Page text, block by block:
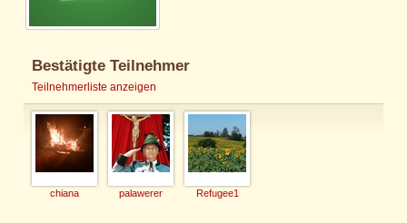
Bestätigte Teilnehmer
Teilnehmerliste anzeigen
chiana palawerer Refugee1